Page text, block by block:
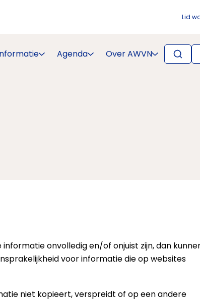
Lid
Agenda Over AWVN
onvolledig en/of onjuist zijn, dan
voor informatie die op websites
niet kopieert, verspreidt of op een andere